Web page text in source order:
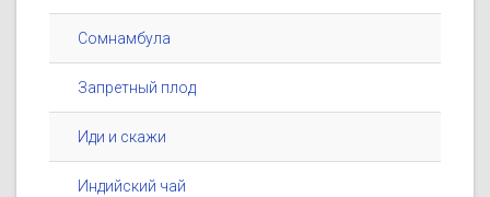
Сомнамбула
Запретный плод
Иди и скажи
Индийский чай